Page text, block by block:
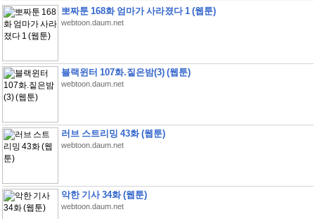
뽀짜툰 168화 엄마가 사라졌다 1 (웹툰)
webtoon.daum.net
블랙윈터 107화.짙은밤(3) (웹툰)
webtoon.daum.net
러브 스트리밍 43화 (웹툰)
webtoon.daum.net
악한 기사 34화 (웹툰)
webtoon.daum.net